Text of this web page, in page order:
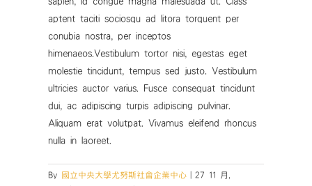
aptent taciti sociosqu ad litora torquent per
conubia nostra, per inceptos
himenaeos.Vestibulum tortor nisi, egestas eget
molestie tincidunt, tempus sed justo. Vestibulum
ultricies auctor varius. Fusce consequat tincidunt
dui, ac adipiscing turpis adipiscing pulvinar.
Aliquam erat volutpat. Vivamus eleifend rhoncus
nulla in laoreet.
By 國立中央大學尤努斯社會企業中心
27 11 月,